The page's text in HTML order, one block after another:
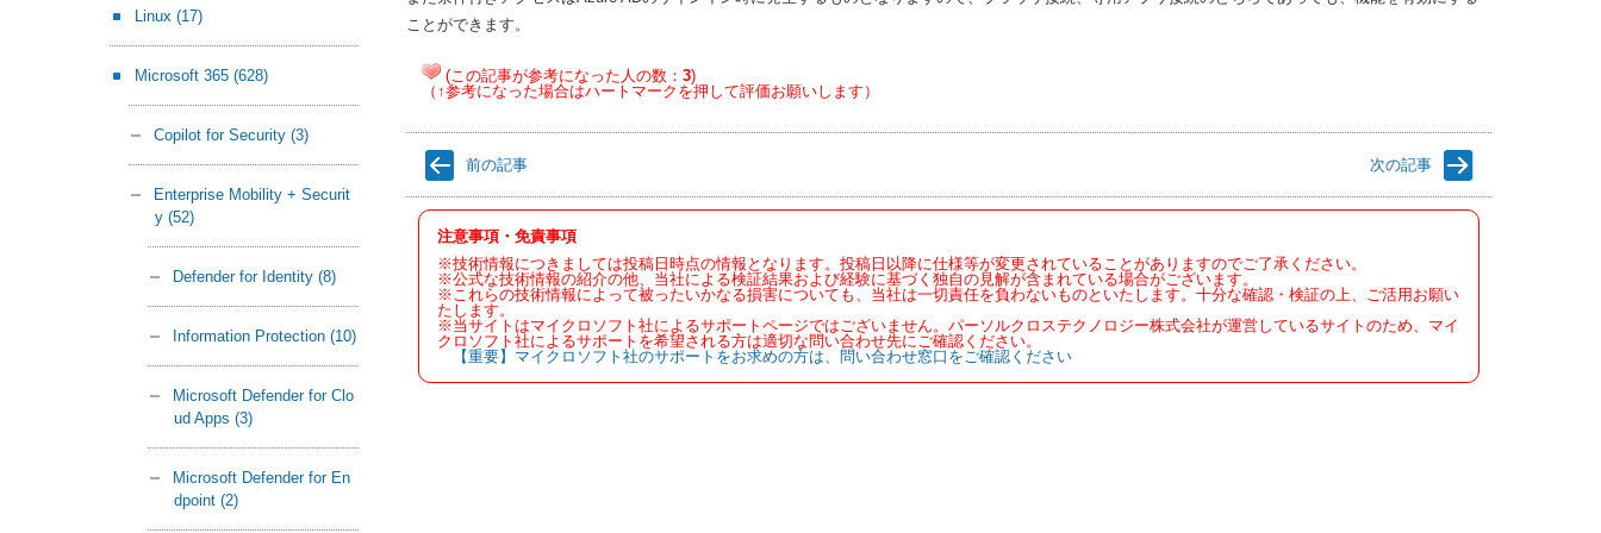
ことができます。
(この記事が参考になった人の数： 3)
（↑参考になった場合はハートマークを押して評価お願いします）
前の記事 次の記事
注意事項・免責事項
※技術情報につきましては投稿日時点の情報となります。投稿日以降に仕様等が変更されていることがありますのでご了承ください。
※公式な技術情報の紹介の他、当社による検証結果および経験に基づく独自の見解が含まれている場合がございます。
※これらの技術情報によって被ったいかなる損害についても、当社は一切責任を負わないものといたします。十分な確認・検証の上、ご活用お願い
たします。
※当サイトはマイクロソフト社によるサポートページではございません。パーソルクロステクノロジー株式会社が運営しているサイトのため、マイ
クロソフト社によるサポートを希望される方は適切な問い合わせ先にご確認ください。
【重要】マイクロソフト社のサポートをお求めの方は、問い合わせ窓口をご確認ください
Linux (17)
Microsoft 365 (628)
Copilot for Security (3)
Enterprise Mobility + Securit
y (52)
Defender for Identity (8)
Information Protection (10)
Microsoft Defender for Clo
ud Apps (3)
Microsoft Defender for En
dpoint (2)